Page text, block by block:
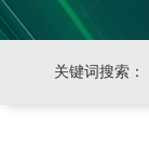
关键词搜索：